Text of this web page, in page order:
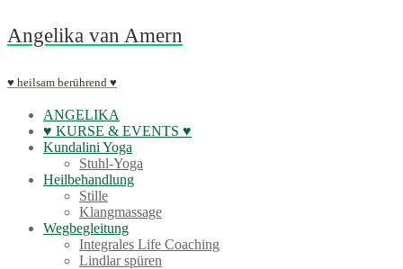
Skip
to
Angelika van Amern
♥ heilsam berührend ♥
ANGELIKA
♥ KURSE & EVENTS ♥
Kundalini Yoga
Stuhl-Yoga
Heilbehandlung
Stille
Klangmassage
Wegbegleitung
Integrales Life Coaching
Lindlar spüren